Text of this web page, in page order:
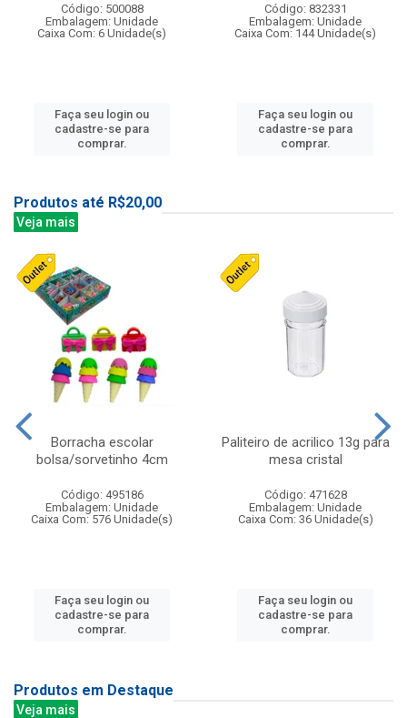
Código: 500088
Embalagem: Unidade
Caixa Com: 6 Unidade(s)
Faça seu login ou
cadastre-se para
comprar.
Código: 832331
Embalagem: Unidade
Caixa Com: 144 Unidade(s)
Faça seu login ou
cadastre-se para
comprar.
Produtos até R$20,00
Veja mais
Borracha escolar
bolsa/sorvetinho 4cm
Código: 495186
Embalagem: Unidade
Caixa Com: 576 Unidade(s)
Faça seu login ou
cadastre-se para
comprar.
Paliteiro de acrilico 13g para
mesa cristal
Código: 471628
Embalagem: Unidade
Caixa Com: 36 Unidade(s)
Faça seu login ou
cadastre-se para
comprar.
Produtos em Destaque
Veja mais